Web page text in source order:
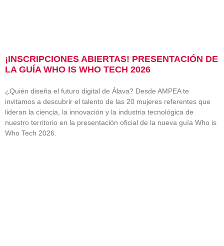
¡INSCRIPCIONES ABIERTAS! PRESENTACIÓN DE
LA GUÍA WHO IS WHO TECH 2026
¿Quién diseña el futuro digital de Álava? Desde AMPEA te
invitamos a descubrir el talento de las 20 mujeres referentes que
lideran la ciencia, la innovación y la industria tecnológica de
nuestro territorio en la presentación oficial de la nueva guía Who is
Who Tech 2026.